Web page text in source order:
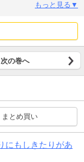
もっと見る▼
次の巻へ
まとめ買い
にもしきたりがあ